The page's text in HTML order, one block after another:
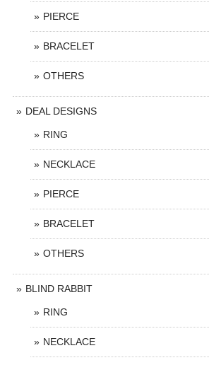
PIERCE
BRACELET
OTHERS
DEAL DESIGNS
RING
NECKLACE
PIERCE
BRACELET
OTHERS
BLIND RABBIT
RING
NECKLACE